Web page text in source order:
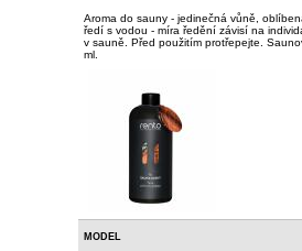
Aroma do sauny - jedinečná vůně,
ředí s vodou - míra ředění závisí na
v sauně. Před použitím protřepejte.
ml.
MODEL